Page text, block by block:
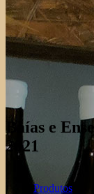
Baías e
2021
Produtos